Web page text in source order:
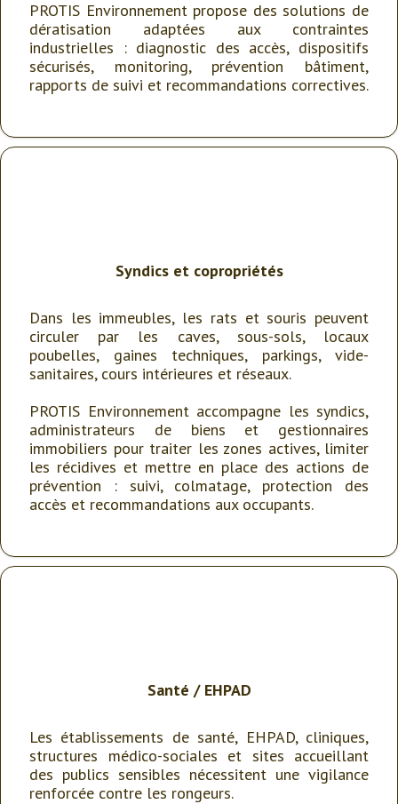
PROTIS Environnement propose des solutions de
dératisation adaptées aux contraintes
industrielles : diagnostic des accès, dispositifs
sécurisés, monitoring, prévention bâtiment,
rapports de suivi et recommandations correctives.
Syndics et copropriétés
Dans les immeubles, les rats et souris peuvent
circuler par les caves, sous-sols, locaux
poubelles, gaines techniques, parkings, vide-
sanitaires, cours intérieures et réseaux.
PROTIS Environnement accompagne les syndics,
administrateurs de biens et gestionnaires
immobiliers pour traiter les zones actives, limiter
les récidives et mettre en place des actions de
prévention : suivi, colmatage, protection des
accès et recommandations aux occupants.
Santé /EHPAD
Les établissements de santé, EHPAD, cliniques,
structures médico-sociales et sites accueillant
des publics sensibles nécessitent une vigilance
renforcée contre les rongeurs.